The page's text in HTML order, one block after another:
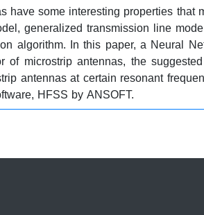
have some interesting properties
generalized transmission line
algorithm. In this paper, a Neural
of microstrip antennas, the
antennas at certain resonant
HFSS by ANSOFT.